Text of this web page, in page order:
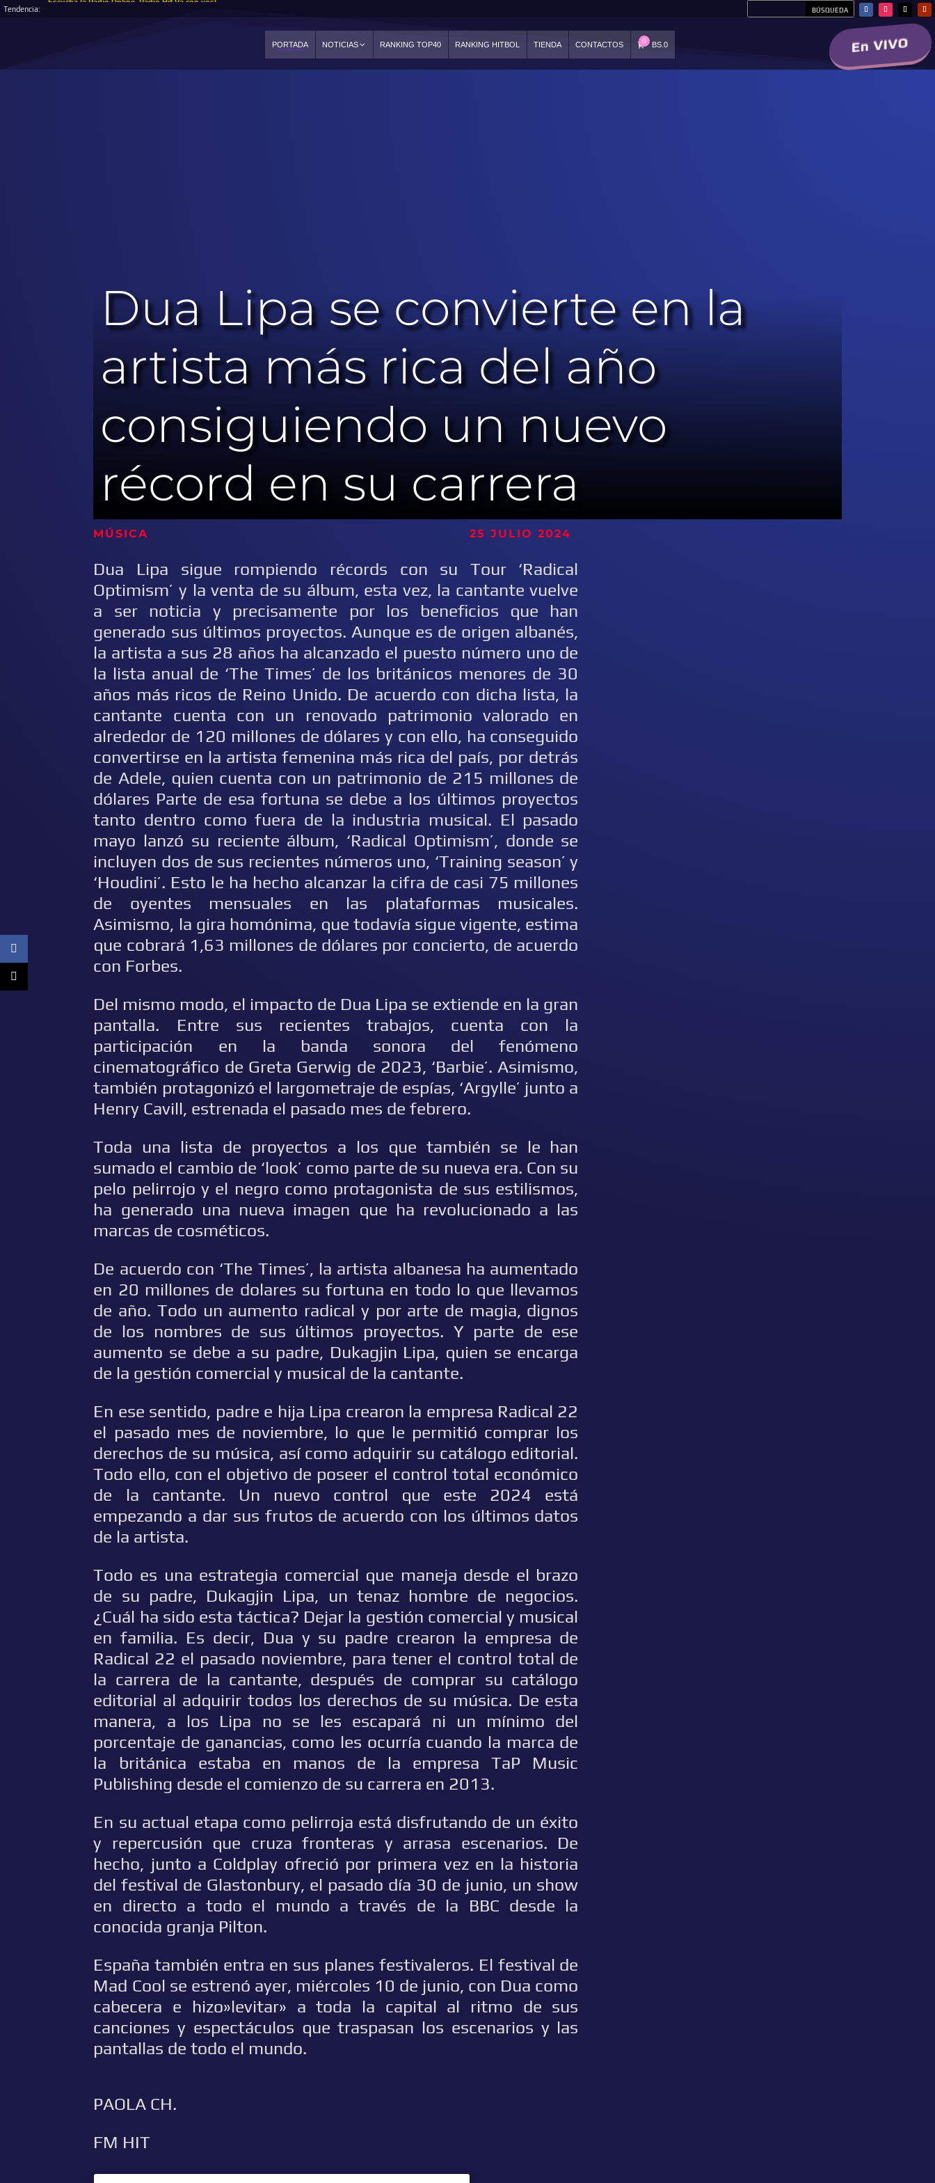
Tendencia:
Escucha la Radio Online, Radio Hit Va con vos!
PORTADA NOTICIAS RANKING TOP40 RANKING HITBOL TIENDA CONTACTOS 0 BS.0 En VIVO
Dua Lipa se convierte en la
artista más rica del año
consiguiendo un nuevo
récord en su carrera
MÚSICA 25 JULIO 2024
Dua Lipa sigue rompiendo récords con su Tour ‘Radical
Optimism’ y la venta de su álbum, esta vez, la cantante vuelve
a ser noticia y precisamente por los beneficios que han
generado sus últimos proyectos. Aunque es de origen albanés,
la artista a sus 28 años ha alcanzado el puesto número uno de
la lista anual de ‘The Times’ de los británicos menores de 30
años más ricos de Reino Unido. De acuerdo con dicha lista, la
cantante cuenta con un renovado patrimonio valorado en
alrededor de 120 millones de dólares y con ello, ha conseguido
convertirse en la artista femenina más rica del país, por detrás
de Adele, quien cuenta con un patrimonio de 215 millones de
dólares Parte de esa fortuna se debe a los últimos proyectos
tanto dentro como fuera de la industria musical. El pasado
mayo lanzó su reciente álbum, ‘Radical Optimism’, donde se
incluyen dos de sus recientes números uno, ‘Training season’ y
‘Houdini’. Esto le ha hecho alcanzar la cifra de casi 75 millones
de oyentes mensuales en las plataformas musicales.
Asimismo, la gira homónima, que todavía sigue vigente, estima
que cobrará 1,63 millones de dólares por concierto, de acuerdo
con Forbes.
Del mismo modo, el impacto de Dua Lipa se extiende en la gran
pantalla. Entre sus recientes trabajos, cuenta con la
participación en la banda sonora del fenómeno
cinematográfico de Greta Gerwig de 2023, ‘Barbie’. Asimismo,
también protagonizó el largometraje de espías, ‘Argylle’ junto a
Henry Cavill, estrenada el pasado mes de febrero.
Toda una lista de proyectos a los que también se le han
sumado el cambio de ‘look’ como parte de su nueva era. Con su
pelo pelirrojo y el negro como protagonista de sus estilismos,
ha generado una nueva imagen que ha revolucionado a las
marcas de cosméticos.
De acuerdo con ‘The Times’, la artista albanesa ha aumentado
en 20 millones de dolares su fortuna en todo lo que llevamos
de año. Todo un aumento radical y por arte de magia, dignos
de los nombres de sus últimos proyectos. Y parte de ese
aumento se debe a su padre, Dukagjin Lipa, quien se encarga
de la gestión comercial y musical de la cantante.
En ese sentido, padre e hija Lipa crearon la empresa Radical 22
el pasado mes de noviembre, lo que le permitió comprar los
derechos de su música, así como adquirir su catálogo editorial.
Todo ello, con el objetivo de poseer el control total económico
de la cantante. Un nuevo control que este 2024 está
empezando a dar sus frutos de acuerdo con los últimos datos
de la artista.
Todo es una estrategia comercial que maneja desde el brazo
de su padre, Dukagjin Lipa, un tenaz hombre de negocios.
¿Cuál ha sido esta táctica? Dejar la gestión comercial y musical
en familia. Es decir, Dua y su padre crearon la empresa de
Radical 22 el pasado noviembre, para tener el control total de
la carrera de la cantante, después de comprar su catálogo
editorial al adquirir todos los derechos de su música. De esta
manera, a los Lipa no se les escapará ni un mínimo del
porcentaje de ganancias, como les ocurría cuando la marca de
la británica estaba en manos de la empresa TaP Music
Publishing desde el comienzo de su carrera en 2013.
En su actual etapa como pelirroja está disfrutando de un éxito
y repercusión que cruza fronteras y arrasa escenarios. De
hecho, junto a Coldplay ofreció por primera vez en la historia
del festival de Glastonbury, el pasado día 30 de junio, un show
en directo a todo el mundo a través de la BBC desde la
conocida granja Pilton.
España también entra en sus planes festivaleros. El festival de
Mad Cool se estrenó ayer, miércoles 10 de junio, con Dua como
cabecera e hizo»levitar» a toda la capital al ritmo de sus
canciones y espectáculos que traspasan los escenarios y las
pantallas de todo el mundo.
PAOLA CH.
FM HIT